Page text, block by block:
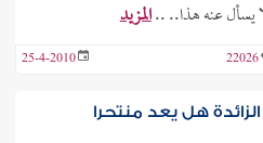
يسأل عنه هذا.. ..المزيد
22026
25-4-2010
هل يعد منتحرا